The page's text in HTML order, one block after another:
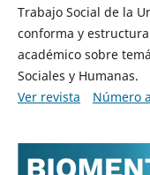
Trabajo Social de la
conforma y
académico sobre
Sociales y Humanas.
Ver revista
Número